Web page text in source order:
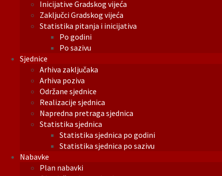
Inicijative Gradskog vijeća
Zaključci Gradskog vijeća
Statistika pitanja i inicijativa
Po godini
Po sazivu
Sjednice
Arhiva zaključaka
Arhiva poziva
Održane sjednice
Realizacije sjednica
Napredna pretraga sjednica
Statistika sjednica
Statistika sjednica po godini
Statistika sjednica po sazivu
Nabavke
Plan nabavki